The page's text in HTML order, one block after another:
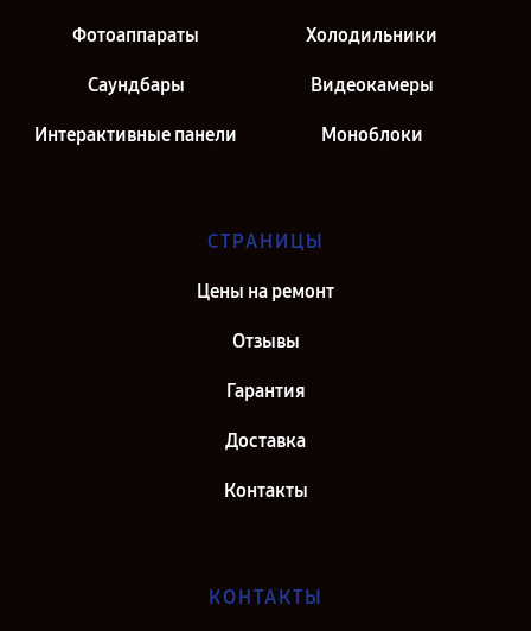
Фотоаппараты Холодильники
Саундбары Видеокамеры
Интерактивные панели Моноблоки
СТРАНИЦЫ
Цены на ремонт
Отзывы
Гарантия
Доставка
Контакты
КОНТАКТЫ